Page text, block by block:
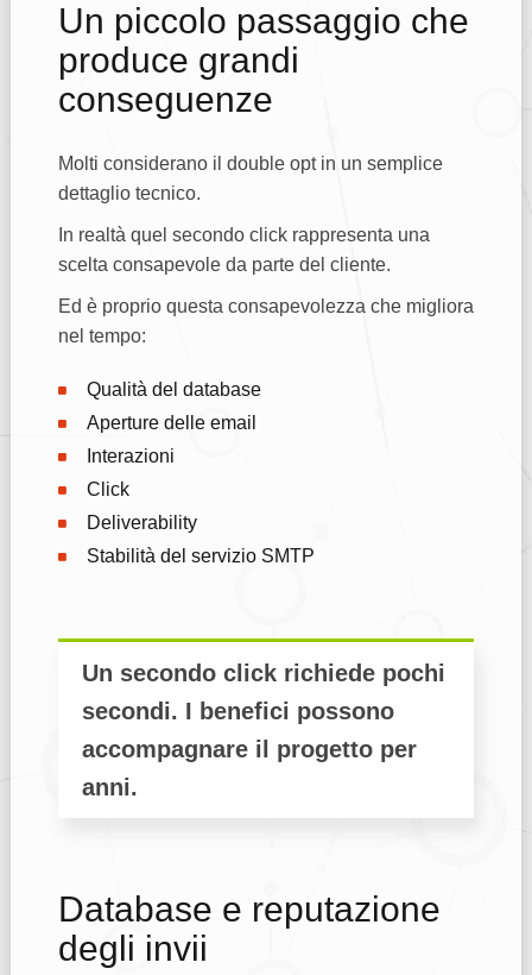
Un piccolo passaggio che
produce grandi
conseguenze
Molti considerano il double opt in un semplice
dettaglio tecnico.
In realtà quel secondo click rappresenta una
scelta consapevole da parte del cliente.
Ed è proprio questa consapevolezza che migliora
nel tempo:
Qualità del database
Aperture delle email
Interazioni
Click
Deliverability
Stabilità del servizio SMTP
Un secondo click richiede pochi
secondi. I benefici possono
accompagnare il progetto per
anni.
Database e reputazione
degli invii